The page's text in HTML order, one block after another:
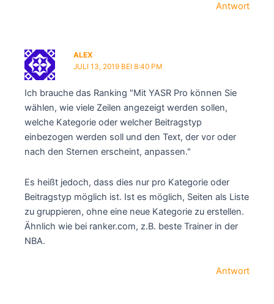
Antwort
ALEX
JULI 13, 2019 BEI 8:40 PM
Ich brauche das Ranking "Mit YASR Pro können Sie
wählen, wie viele Zeilen angezeigt werden sollen,
welche Kategorie oder welcher Beitragstyp
einbezogen werden soll und den Text, der vor oder
nach den Sternen erscheint, anpassen."
Es heißt jedoch, dass dies nur pro Kategorie oder
Beitragstyp möglich ist. Ist es möglich, Seiten als Liste
zu gruppieren, ohne eine neue Kategorie zu erstellen.
Ähnlich wie bei ranker.com, z.B. beste Trainer in der
NBA.
Antwort